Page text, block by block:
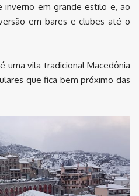
inverno em grande estilo e, ao
em bares e clubes até o
uma vila tradicional Macedônia
que fica bem próximo das